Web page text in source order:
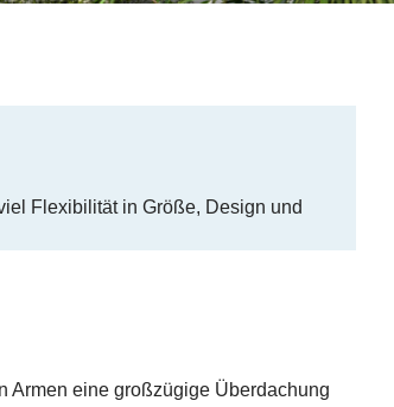
Flexibilität in Größe, Design und
Armen eine großzügige Überdachung